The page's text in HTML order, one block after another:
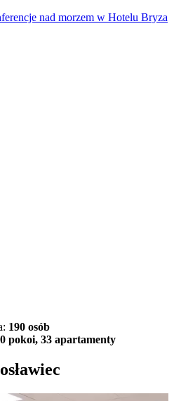
nad morzem w Hotelu Bryza
190 osób
pokoi, 33 apartamenty